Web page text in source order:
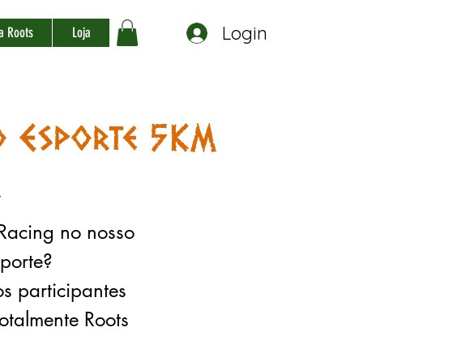
Roots Loja Login
Esporte 5KM
no nosso
participantes
Roots